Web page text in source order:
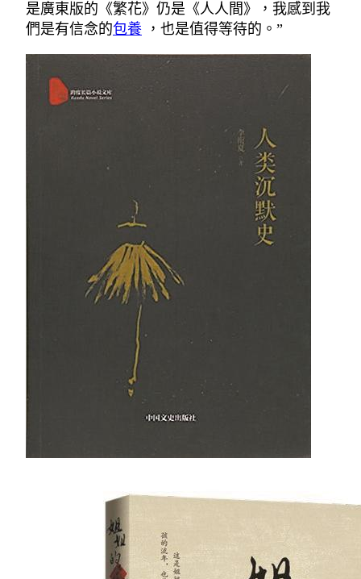
是廣東版的《繁花》仍是《人人間》，我感到我
們是有信念的包養 ，也是值得等待的。”